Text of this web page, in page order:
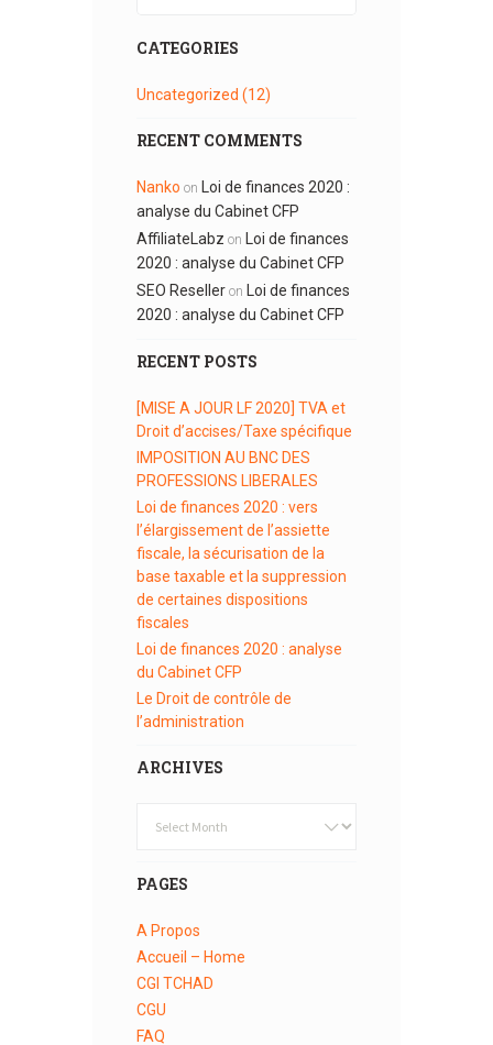
CATEGORIES
Uncategorized (12)
RECENT COMMENTS
Nanko on
Loi de finances 2020 :
analyse du Cabinet CFP
AffiliateLabz on
Loi de finances
2020 : analyse du Cabinet CFP
SEO Reseller on
Loi de finances
2020 : analyse du Cabinet CFP
RECENT POSTS
[MISE A JOUR LF 2020] TVA et
Droit d’accises/Taxe spécifique
IMPOSITION AU BNC DES
PROFESSIONS LIBERALES
Loi de finances 2020 : vers
l’élargissement de l’assiette
fiscale, la sécurisation de la
base taxable et la suppression
de certaines dispositions
fiscales
Loi de finances 2020 : analyse
du Cabinet CFP
Le Droit de contrôle de
l’administration
ARCHIVES
PAGES
A Propos
Accueil – Home
CGI TCHAD
CGU
FAQ